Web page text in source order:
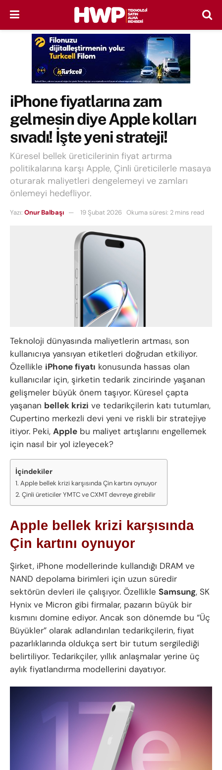
iPhone fiyatlarına zam
gelmesin diye Apple kolları
sıvadı! İşte yeni strateji!
Küresel bellek üreticilerinin fiyat artırma
politikalarına karşı Apple, Çinli üreticilerle masaya
oturarak maliyetleri dengelemeyi ve zamları
önlemeyi hedefliyor.
Yazı: Onur Balbaşı 19 Şubat 2026 Okuma süresi: 2 mins read
Teknoloji dünyasında maliyetlerin artması, son
kullanıcıya yansıyan etiketleri doğrudan etkiliyor.
Özellikle iPhone fiyatı konusunda hassas olan
kullanıcılar için, şirketin tedarik zincirinde yaşanan
gelişmeler büyük önem taşıyor. Küresel çapta
yaşanan bellek krizi ve tedarikçilerin katı tutumları,
Cupertino merkezli devi yeni ve riskli bir stratejiye
itiyor. Peki, Apple bu maliyet artışlarını engellemek
için nasıl bir yol izleyecek?
İçindekiler
Apple bellek krizi karşısında Çin kartını oynuyor
Çinli üreticiler YMTC ve CXMT devreye girebilir
Apple bellek krizi karşısında
Çin kartını oynuyor
Şirket, iPhone modellerinde kullandığı DRAM ve
NAND depolama birimleri için uzun süredir
sektörün devleri ile çalışıyor. Özellikle Samsung, SK
Hynix ve Micron gibi firmalar, pazarın büyük bir
kısmını domine ediyor. Ancak son dönemde bu “Üç
Büyükler” olarak adlandırılan tedarikçilerin, fiyat
pazarlıklarında oldukça sert bir tutum sergilediği
belirtiliyor. Tedarikçiler, yıllık anlaşmalar yerine üç
aylık fiyatlandırma modellerini dayatıyor.